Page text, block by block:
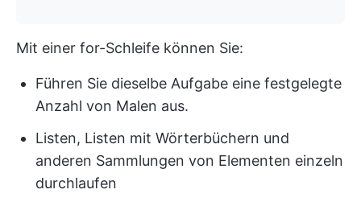
Mit einer for-Schleife können Sie:
Führen Sie dieselbe Aufgabe eine festgelegte
Anzahl von Malen aus.
Listen, Listen mit Wörterbüchern und
anderen Sammlungen von Elementen einzeln
durchlaufen